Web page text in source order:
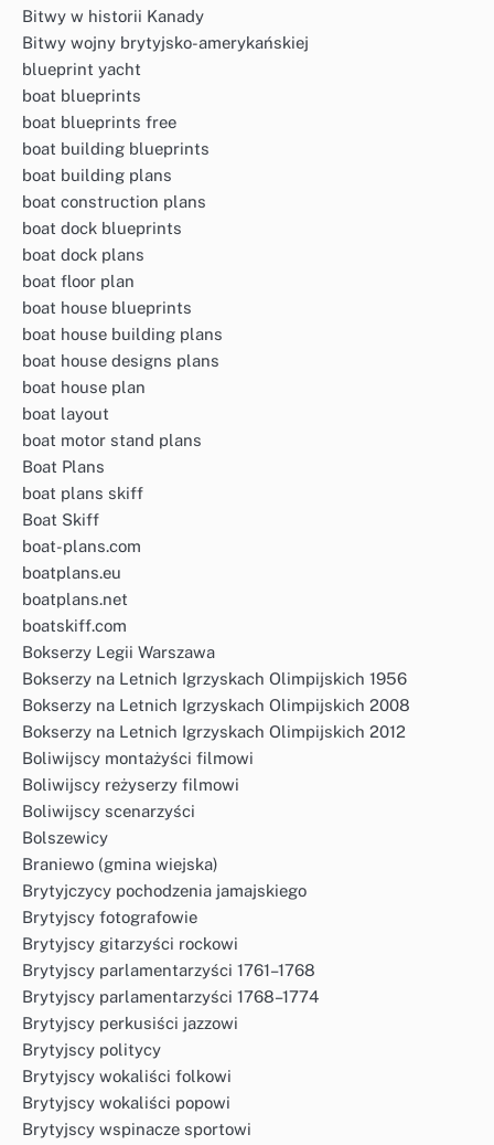
Bitwy w historii Kanady
Bitwy wojny brytyjsko-amerykańskiej
blueprint yacht
boat blueprints
boat blueprints free
boat building blueprints
boat building plans
boat construction plans
boat dock blueprints
boat dock plans
boat floor plan
boat house blueprints
boat house building plans
boat house designs plans
boat house plan
boat layout
boat motor stand plans
Boat Plans
boat plans skiff
Boat Skiff
boat-plans.com
boatplans.eu
boatplans.net
boatskiff.com
Bokserzy Legii Warszawa
Bokserzy na Letnich Igrzyskach Olimpijskich 1956
Bokserzy na Letnich Igrzyskach Olimpijskich 2008
Bokserzy na Letnich Igrzyskach Olimpijskich 2012
Boliwijscy montażyści filmowi
Boliwijscy reżyserzy filmowi
Boliwijscy scenarzyści
Bolszewicy
Braniewo (gmina wiejska)
Brytyjczycy pochodzenia jamajskiego
Brytyjscy fotografowie
Brytyjscy gitarzyści rockowi
Brytyjscy parlamentarzyści 1761–1768
Brytyjscy parlamentarzyści 1768–1774
Brytyjscy perkusiści jazzowi
Brytyjscy politycy
Brytyjscy wokaliści folkowi
Brytyjscy wokaliści popowi
Brytyjscy wspinacze sportowi